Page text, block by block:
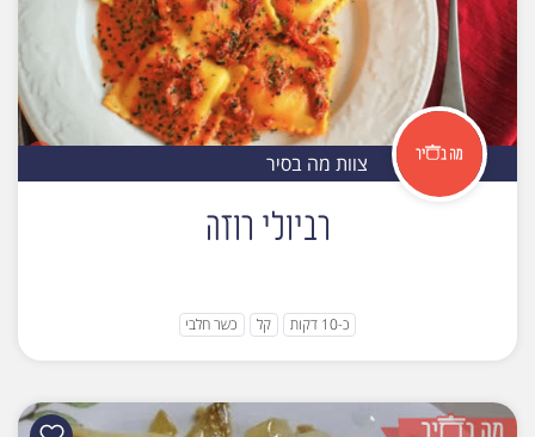
צוות מה בסיר
רביולי רוזה
כ-10 דקות קל כשר חלבי